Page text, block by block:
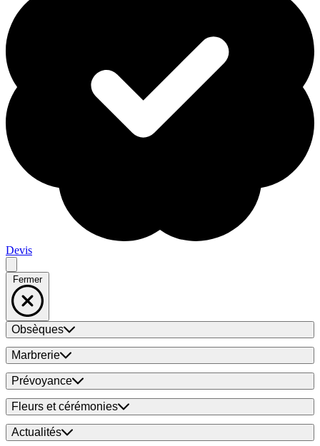
Devis
Fermer
Obsèques
Marbrerie
Prévoyance
Fleurs et cérémonies
Actualités